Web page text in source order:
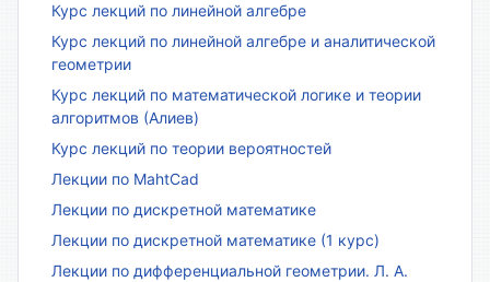
Курс лекций по линейной алгебре
Курс лекций по линейной алгебре и аналитической
геометрии
Курс лекций по математической логике и теории
алгоритмов (Алиев)
Курс лекций по теории вероятностей
Лекции по MahtCad
Лекции по дискретной математике
Лекции по дискретной математике (1 курс)
Лекции по дифференциальной геометрии. Л. А.